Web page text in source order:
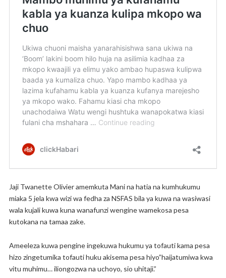
Jaji Twanette Olivier amemkuta Mani na hatia na kumhukumu
miaka 5 jela kwa wizi wa fedha za NSFAS bila ya kuwa na wasiwasi
wala kujali kuwa kuna wanafunzi wengine wamekosa pesa
kutokana na tamaa zake.
Ameeleza kuwa pengine ingekuwa hukumu ya tofauti kama pesa
hizo zingetumika tofauti huku akisema pesa hiyo”haijatumiwa kwa
vitu muhimu… iliongozwa na uchoyo, sio uhitaji.”